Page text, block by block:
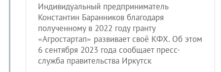
Индивидуальный предприниматель
Константин Баранников благодаря
полученному в 2022 году гранту
«Агростартап» развивает своё КФХ. Об этом
6 сентября 2023 года сообщает пресс-
служба правительства Иркутск